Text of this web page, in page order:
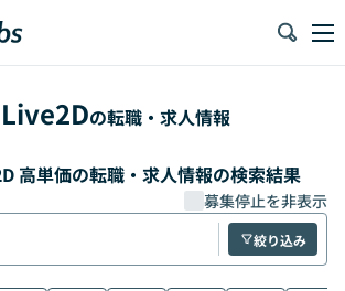
Live2Dの転職・求人情報
高単価の転職・求人情報の検索結果
募集停止を非表示
絞り込み